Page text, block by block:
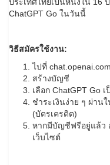
ประเทศไทยเป็นหนึ่งใน 16
ChatGPT Go ในวันนี้
วิธีสมัครใช้งาน:
ไปที่
สร้างบัญชี
เลือก ChatGPT Go
ชำระเงินง่าย ๆ ผ่าน
(บัตรเครดิต)
หากมีบัญชีฟรีอยู่แล้ว
เว็บไซต์